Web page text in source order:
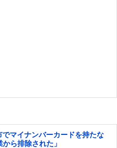
マイナンバーカードを持たな
ら排除された」